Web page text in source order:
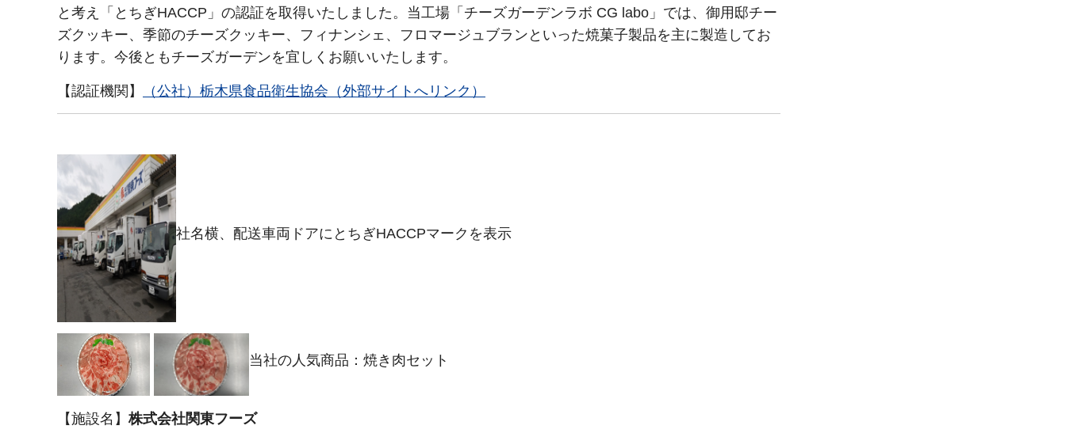
と考え「とちぎHACCP」の認証を取得いたしました。当工場「チーズガーデンラボ CG labo」では、御用邸チー
ズクッキー、季節のチーズクッキー、フィナンシェ、フロマージュブランといった焼菓子製品を主に製造してお
ります。今後ともチーズガーデンを宜しくお願いいたします。
【認証機関】 （公社）栃木県食品衛生協会（外部サイトへリンク）
社名横、配送車両ドアにとちぎHACCPマークを表示
当社の人気商品：焼き肉セット
【施設名】株式会社関東フーズ